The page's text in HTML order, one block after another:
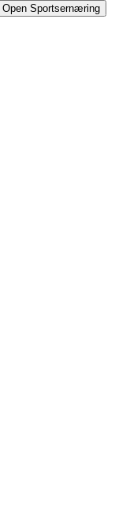
Open Sportsernæring